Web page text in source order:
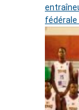
fédérale